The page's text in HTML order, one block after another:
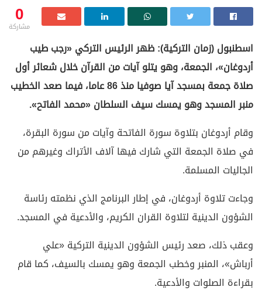
0
مشاركة
اسطنبول (زمان التركية): ظهر الرئيس التركي «رجب طيب
أردوغان»، الجمعة، وهو يتلو آيات من القرآن خلال شعائر أول
صلاة جمعة بمسجد آيا صوفيا منذ 86 عاما، فيما صعد الخطيب
منبر المسجد وهو يمسك سيف السلطان «محمد الفاتح».
وقام أردوغان بتلاوة سورة الفاتحة وآيات من سورة البقرة،
في صلاة الجمعة التي شارك فيها آلاف الأتراك وغيرهم من
الجاليات المسلمة.
وجاءت تلاوة أردوغان، في إطار البرنامج الذي نظمته رئاسة
الشؤون الدينية لتلاوة القران الكريم، والأدعية في المسجد.
وعقب ذلك، صعد رئيس الشؤون الدينية التركية «علي
أرباش»، المنبر وخطب الجمعة وهو يمسك بالسيف، كما قام
بقراءة الصلوات والأدعية.